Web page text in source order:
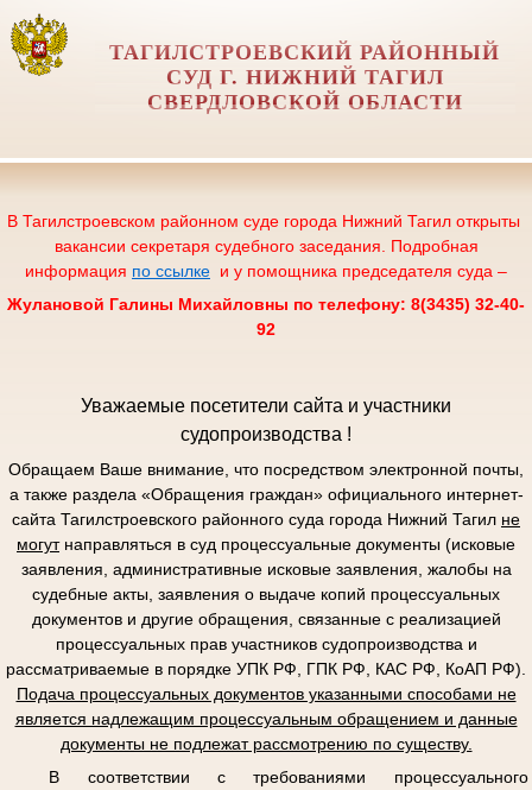
ТАГИЛСТРОЕВСКИЙ РАЙОННЫЙ
СУД Г. НИЖНИЙ ТАГИЛ
СВЕРДЛОВСКОЙ ОБЛАСТИ
В Тагилстроевском районном суде города Нижний Тагил открыты
вакансии секретаря судебного заседания. Подробная
информация по ссылке и у помощника председателя суда –
Жулановой Галины Михайловны по телефону: 8(3435) 32-40-
92
Уважаемые посетители сайта и участники
судопроизводства !
Обращаем Ваше внимание, что посредством электронной почты,
а также раздела «Обращения граждан» официального интернет-
сайта Тагилстроевского районного суда города Нижний Тагил не
могутнаправляться в суд процессуальные документы (исковые
заявления, административные исковые заявления, жалобы на
судебные акты, заявления о выдаче копий процессуальных
документов и другие обращения, связанные с реализацией
процессуальных прав участников судопроизводства и
рассматриваемые в порядке УПК РФ, ГПК РФ, КАС РФ, КоАП РФ).
Подача процессуальных документов указанными способами не
является надлежащим процессуальным обращением и данные
документы не подлежат рассмотрению по существу.
В соответствии с требованиями процессуального